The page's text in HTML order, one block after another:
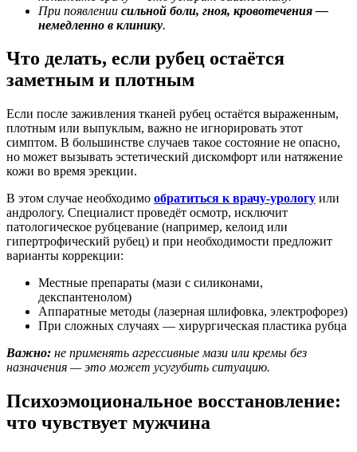
При появлении сильной боли, гноя, кровотечения —
немедленно в клинику.
Что делать, если рубец остаётся
заметным и плотным
Если после заживления тканей рубец остаётся выраженным,
плотным или выпуклым, важно не игнорировать этот
симптом. В большинстве случаев такое состояние не опасно,
но может вызывать эстетический дискомфорт или натяжение
кожи во время эрекции.
В этом случае необходимо обратиться к врачу-урологу или
андрологу. Специалист проведёт осмотр, исключит
патологическое рубцевание (например, келоид или
гипертрофический рубец) и при необходимости предложит
варианты коррекции:
Местные препараты (мази с силиконами,
декспантенолом)
Аппаратные методы (лазерная шлифовка, электрофорез)
При сложных случаях — хирургическая пластика рубца
Важно: не применять агрессивные мази или кремы без
назначения — это может усугубить ситуацию.
Психоэмоциональное восстановление:
что чувствует мужчина